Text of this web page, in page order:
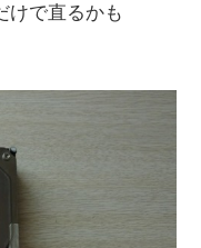
けで直るかも